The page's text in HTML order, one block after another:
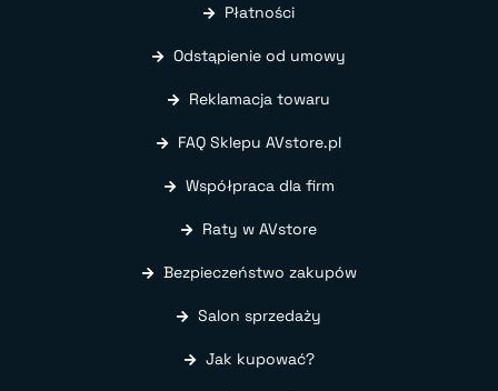
Płatności
Odstąpienie od umowy
Reklamacja towaru
FAQ Sklepu AVstore.pl
Współpraca dla firm
Raty w AVstore
Bezpieczeństwo zakupów
Salon sprzedaży
Jak kupować?